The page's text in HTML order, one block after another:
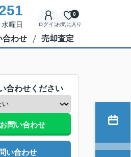
曜日 ログインお気に入り
0
合わせ 売却査定
合わせください
問い合わせ
い合わせ